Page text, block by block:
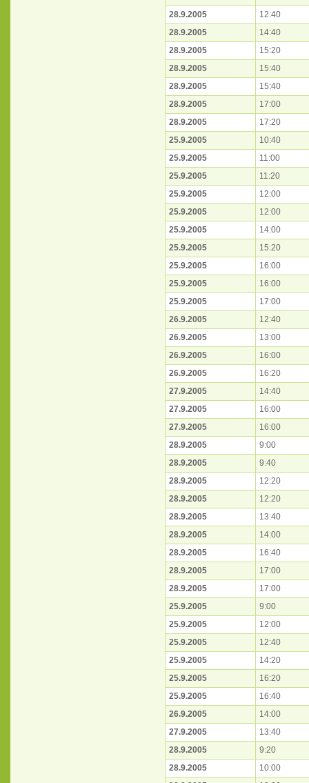
28.9.2005
12:40
28.9.2005
14:40
28.9.2005
15:20
28.9.2005
15:40
28.9.2005
15:40
28.9.2005
17:00
28.9.2005
17:20
25.9.2005
10:40
25.9.2005
11:00
25.9.2005
11:20
25.9.2005
12:00
25.9.2005
12:00
25.9.2005
14:00
25.9.2005
15:20
25.9.2005
16:00
25.9.2005
16:00
25.9.2005
17:00
26.9.2005
12:40
26.9.2005
13:00
26.9.2005
16:00
26.9.2005
16:20
27.9.2005
14:40
27.9.2005
16:00
27.9.2005
16:00
28.9.2005
9:00
28.9.2005
9:40
28.9.2005
12:20
28.9.2005
12:20
28.9.2005
13:40
28.9.2005
14:00
28.9.2005
16:40
28.9.2005
17:00
28.9.2005
17:00
25.9.2005
9:00
25.9.2005
12:00
25.9.2005
12:40
25.9.2005
14:20
25.9.2005
16:20
25.9.2005
16:40
26.9.2005
14:00
27.9.2005
13:40
28.9.2005
9:20
28.9.2005
10:00